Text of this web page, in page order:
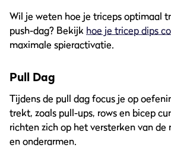
Wil je weten hoe je triceps optimaal
push-dag? Bekijk hoe je tricep dips
maximale spieractivatie.
Pull Dag
Tijdens de pull dag focus je op
trekt, zoals pull-ups, rows en bicep
richten zich op het versterken van de
en onderarmen.